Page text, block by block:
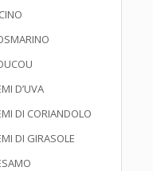
D’UVA
DI CORIANDOLO
DI GIRASOLE